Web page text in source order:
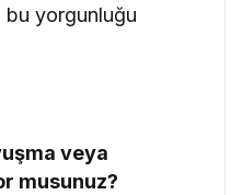
bu yorgunluğu
veya
musunuz?